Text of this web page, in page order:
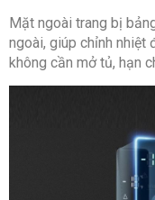
Mặt ngoài trang bị
ngoài, giúp chỉnh nhiệt
không cần mở tủ, hạn